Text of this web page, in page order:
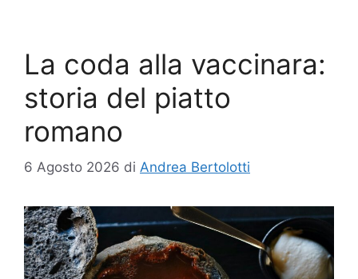
La coda alla vaccinara:
storia del piatto
romano
6 Agosto 2026 di Andrea Bertolotti